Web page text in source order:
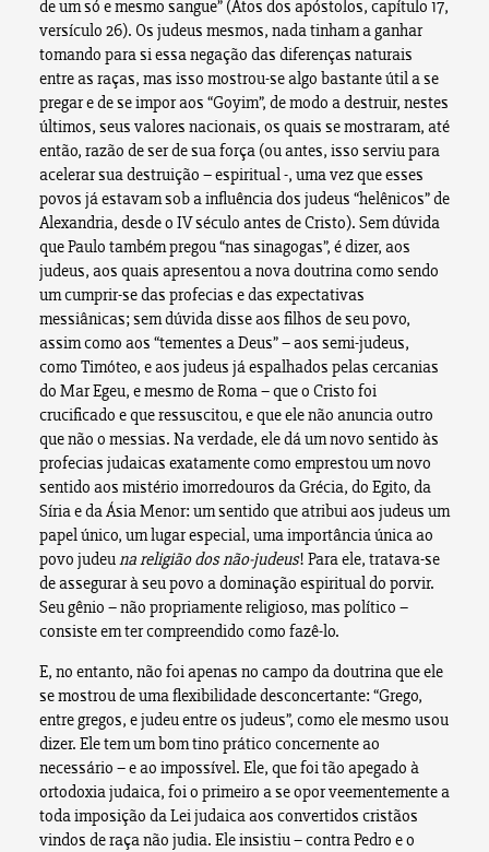
de um só e mesmo sangue” (Atos dos apóstolos, capítulo 17,
versículo 26). Os judeus mesmos, nada tinham a ganhar
tomando para si essa negação das diferenças naturais
entre as raças, mas isso mostrou-se algo bastante útil a se
pregar e de se impor aos “Goyim”, de modo a destruir, nestes
últimos, seus valores nacionais, os quais se mostraram, até
então, razão de ser de sua força (ou antes, isso serviu para
acelerar sua destruição – espiritual -, uma vez que esses
povos já estavam sob a influência dos judeus “helênicos” de
Alexandria, desde o IV século antes de Cristo). Sem dúvida
que Paulo também pregou “nas sinagogas”, é dizer, aos
judeus, aos quais apresentou a nova doutrina como sendo
um cumprir-se das profecias e das expectativas
messiânicas; sem dúvida disse aos filhos de seu povo,
assim como aos “tementes a Deus” – aos semi-judeus,
como Timóteo, e aos judeus já espalhados pelas cercanias
do Mar Egeu, e mesmo de Roma – que o Cristo foi
crucificado e que ressuscitou, e que ele não anuncia outro
que não o messias. Na verdade, ele dá um novo sentido às
profecias judaicas exatamente como emprestou um novo
sentido aos mistério imorredouros da Grécia, do Egito, da
Síria e da Ásia Menor: um sentido que atribui aos judeus um
papel único, um lugar especial, uma importância única ao
povo judeuna religião dos não-judeus! Para ele, tratava-se
de assegurar à seu povo a dominação espiritual do porvir.
Seu gênio – não propriamente religioso, mas político –
consiste em ter compreendido como fazê-lo.
E, no entanto, não foi apenas no campo da doutrina que ele
se mostrou de uma flexibilidade desconcertante: “Grego,
entre gregos, e judeu entre os judeus”, como ele mesmo usou
dizer. Ele tem um bom tino prático concernente ao
necessário – e ao impossível. Ele, que foi tão apegado à
ortodoxia judaica, foi o primeiro a se opor veementemente a
toda imposição da Lei judaica aos convertidos cristãos
vindos de raça não judia. Ele insistiu – contra Pedro e o